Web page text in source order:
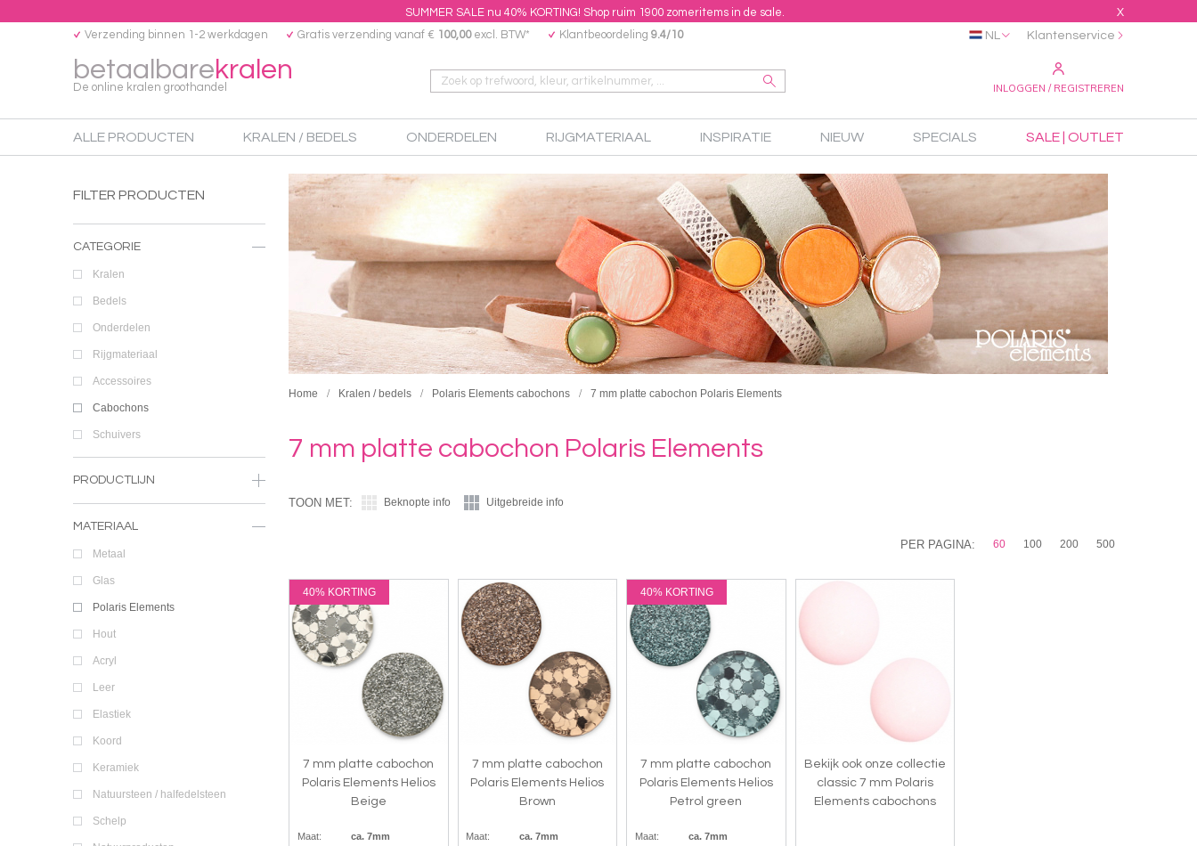
SUMMER SALE nu 40% KORTING! Shop ruim 1900 zomeritems in de sale. X
betaalbarekralen
De online kralen groothandel
Verzending binnen 1-2 werkdagen Gratis verzending vanaf € 100,00excl. BTW* Klantbeoordeling 9.4/10
INLOGGEN / REGISTREREN
NL Klantenservice
ALLE PRODUCTEN KRALEN / BEDELS ONDERDELEN RIJGMATERIAAL INSPIRATIE NIEUW SPECIALS SALE | OUTLET
FILTER PRODUCTEN
CATEGORIE
Kralen
Bedels
Onderdelen
Rijgmateriaal
Accessoires
Cabochons
Schuivers
PRODUCTLIJN
MATERIAAL
Metaal
Glas
Polaris Elements
Hout
Acryl
Leer
Elastiek
Koord
Keramiek
Natuursteen / halfedelsteen
Schelp
Home Kralen / bedels Polaris Elements cabochons 7 mm platte cabochon Polaris Elements
7 mm platte cabochon Polaris Elements
TOON MET: Beknopte info Uitgebreide info
PER PAGINA: 60 100 200 500
40% KORTING
7 mm platte cabochon
Polaris Elements Helios
Beige
Maat:
ca. 7mm
7 mm platte cabochon
Polaris Elements Helios
Brown
Maat:
ca. 7mm
40% KORTING
7 mm platte cabochon
Polaris Elements Helios
Petrol green
Maat:
ca. 7mm
Bekijk ook onze collectie
classic 7 mm Polaris
Elements cabochons